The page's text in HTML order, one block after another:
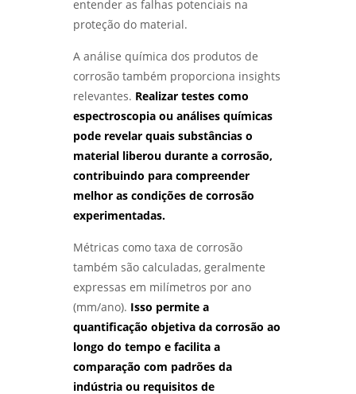
entender as falhas potenciais na
proteção do material.
A análise química dos produtos de
corrosão também proporciona insights
relevantes. Realizar testes como
espectroscopia ou análises químicas
pode revelar quais substâncias o
material liberou durante a corrosão,
contribuindo para compreender
melhor as condições de corrosão
experimentadas.
Métricas como taxa de corrosão
também são calculadas, geralmente
expressas em milímetros por ano
(mm/ano). Isso permite a
quantificação objetiva da corrosão ao
longo do tempo e facilita a
comparação com padrões da
indústria ou requisitos de